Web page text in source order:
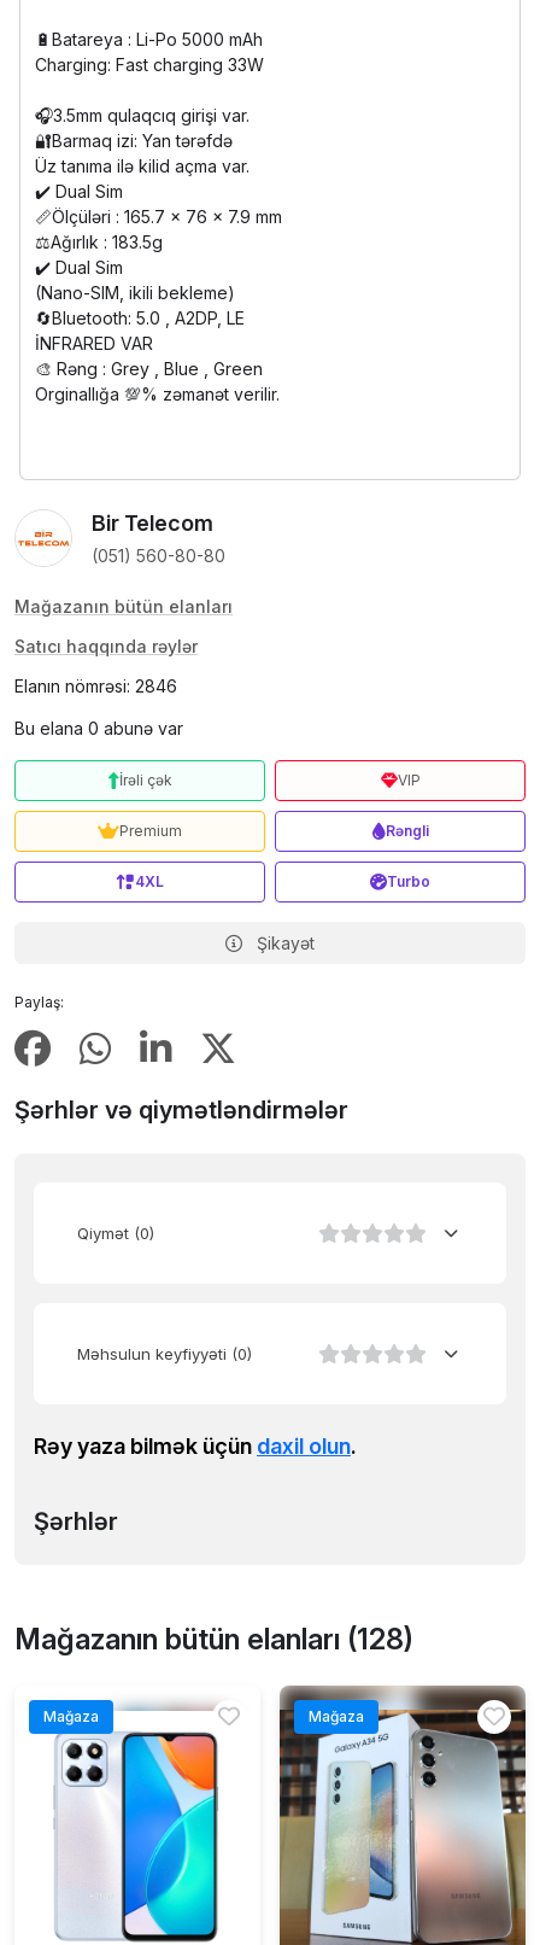
🔋Batareya : Li-Po 5000 mAh
Charging: Fast charging 33W
🎧3.5mm qulaqcıq girişi var.
🔐Barmaq izi: Yan tərəfdə
Üz tanıma ilə kilid açma var.
✔️ Dual Sim
📏Ölçüləri : 165.7 x 76 x 7.9 mm
⚖️Ağırlık : 183.5g
✔️ Dual Sim
(Nano-SIM, ikili bekleme)
🔄Bluetooth: 5.0 , A2DP, LE
İNFRARED VAR
🎨 Rəng : Grey , Blue , Green
Orginallığa 💯% zəmanət verilir.
Bir Telecom
(051) 560-80-80
Mağazanın bütün elanları
Satıcı haqqında rəylər
Elanın nömrəsi: 2846
Bu elana 0 abunə var
Paylaş:
İrəli çək VIP
Premium Rəngli
4XL Turbo
Şikayət
Şərhlər və qiymətləndirmələr
Qiymət (0)
Məhsulun keyfiyyəti (0)
Rəy yaza bilmək üçün daxil olun.
Şərhlər
Mağazanın bütün elanları (128)
Mağaza Mağaza